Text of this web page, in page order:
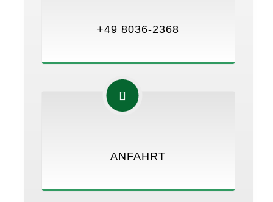
+49 8036-2368
ANFAHRT